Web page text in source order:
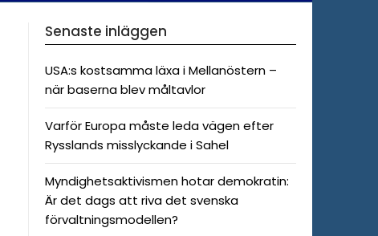
Senaste inläggen
USA:s kostsamma läxa i Mellanöstern –
när baserna blev måltavlor
Varför Europa måste leda vägen efter
Rysslands misslyckande i Sahel
Myndighetsaktivismen hotar demokratin:
Är det dags att riva det svenska
förvaltningsmodellen?